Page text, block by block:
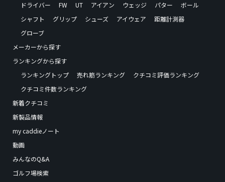
ドライバー
FW UT アイアン ウェッジ パター
ボール
シャフト
グリップ シューズ アイウェア
距離計測器
グローブ
メーカーから探す
ランキングから探す
ランキングトップ
売れ筋ランキング
クチコミ評価ランキング
クチコミ件数ランキング
新着クチコミ
新製品情報
my caddieノート
動画
みんなのQ&A
ゴルフ場検索